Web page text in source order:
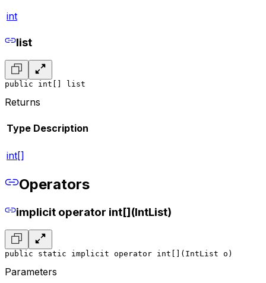
int
list
public int[] list
Returns
Type Description
int[]
Operators
implicit operator int[](IntList)
public static implicit operator int[](IntList o)
Parameters